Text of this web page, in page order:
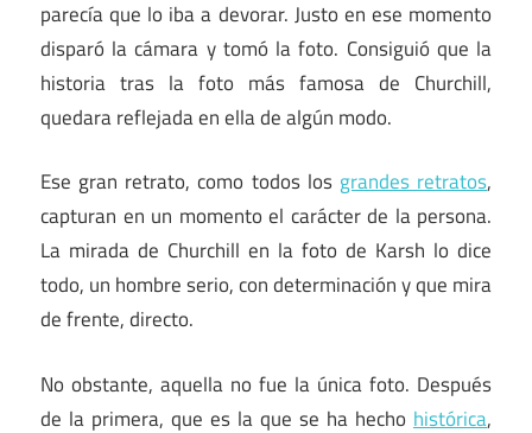
parecía que lo iba a devorar. Justo en ese momento
disparó la cámara y tomó la foto. Consiguió que la
historia tras la foto más famosa de Churchill,
quedara reflejada en ella de algún modo.
Ese gran retrato, como todos los grandes retratos,
capturan en un momento el carácter de la persona.
La mirada de Churchill en la foto de Karsh lo dice
todo, un hombre serio, con determinación y que mira
de frente, directo.
No obstante, aquella no fue la única foto. Después
de la primera, que es la que se ha hecho histórica,